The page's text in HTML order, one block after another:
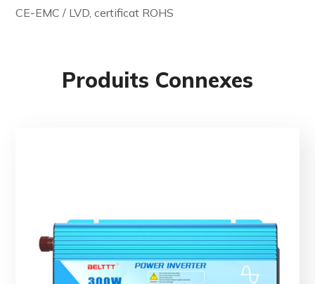
CE-EMC / LVD, certificat ROHS
Produits Connexes